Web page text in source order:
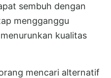
sembuh dengan
mengganggu
kualitas
mencari alternatif